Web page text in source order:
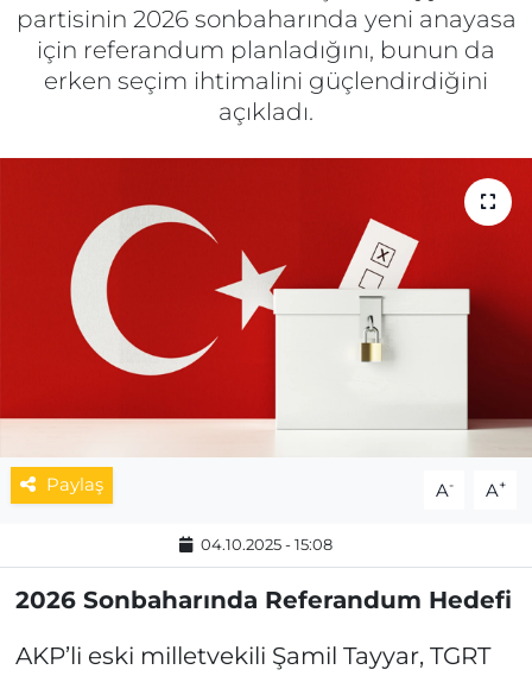
partisinin 2026 sonbaharında yeni anayasa
için referandum planladığını, bunun da
erken seçim ihtimalini güçlendirdiğini
açıkladı.
Paylaş A- A+
04.10.2025 - 15:08
2026 Sonbaharında Referandum Hedefi
AKP’li eski milletvekili Şamil Tayyar, TGRT
SAĞLIK
EĞİTİM
MAGAZİN
ESKİŞEHİRSPOR
Haber Arşivi